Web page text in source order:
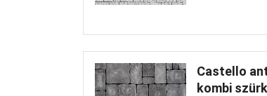
Castello
kombi